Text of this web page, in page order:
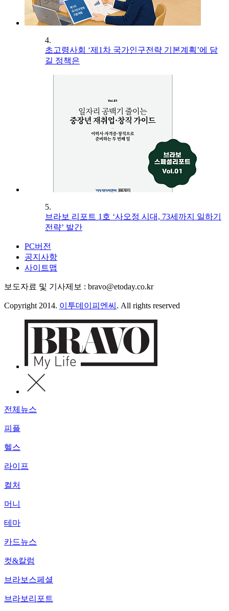
4.
초고령사회 ‘제1차 국가인구전략 기본계획’에 담
길 정책은
5.
브라보 리포트 1호 ‘사오정 시대, 73세까지 일하기
전략’ 발간
PC버전
공지사항
사이트맵
보도자료 및 기사제보 : bravo@etoday.co.kr
Copyright 2014. 이투데이피엔씨 . All rights reserved
전체뉴스
피플
헬스
라이프
컬처
머니
테마
카드뉴스
컷&칼럼
브라보스페셜
브라보리포트